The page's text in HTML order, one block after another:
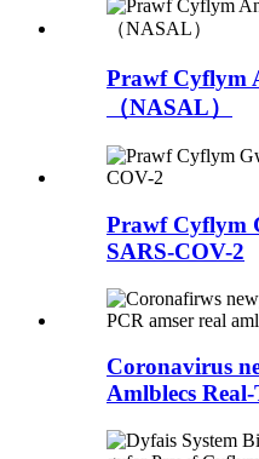
Prawf Cyflym
（NASAL）
Prawf Cyflym
SARS-COV-2
Coronavirus
Amlblecs